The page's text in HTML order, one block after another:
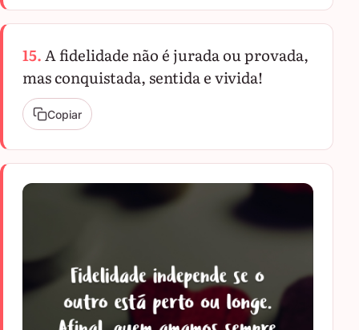
15.A fidelidade não é jurada ou provada,
mas conquistada, sentida e vivida!
Copiar